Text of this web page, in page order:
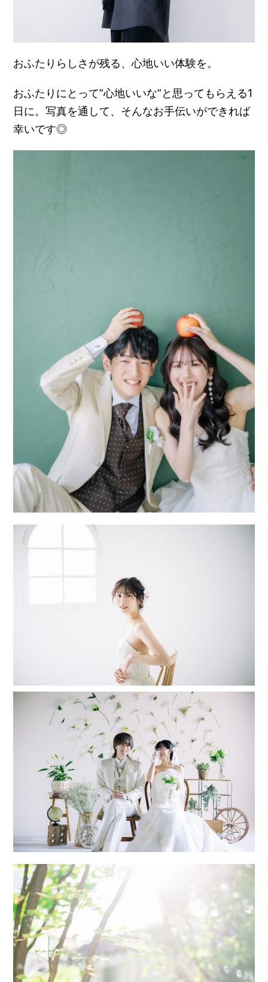
おふたりらしさが残る、心地いい体験を。
おふたりにとって”心地いいな”と思ってもらえる1
日に。写真を通して、そんなお手伝いができれば
幸いです◎